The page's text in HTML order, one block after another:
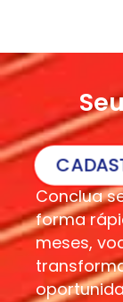
Conclua
forma
meses,